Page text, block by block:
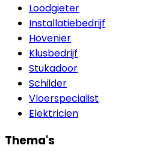
Loodgieter
Installatiebedrijf
Hovenier
Klusbedrijf
Stukadoor
Schilder
Vloerspecialist
Elektricien
Thema's